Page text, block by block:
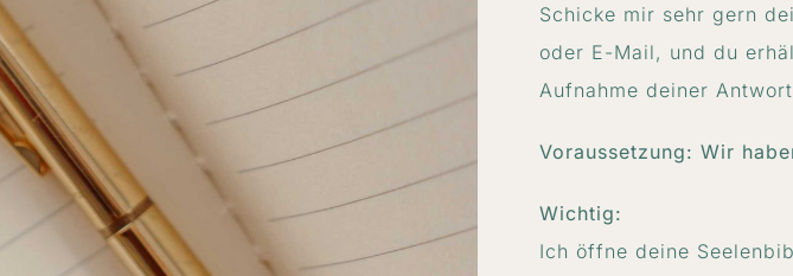
Schicke mir sehr gern
oder E-Mail, und du
Aufnahme deiner
Voraussetzung: Wir
Wichtig:
Ich öffne deine